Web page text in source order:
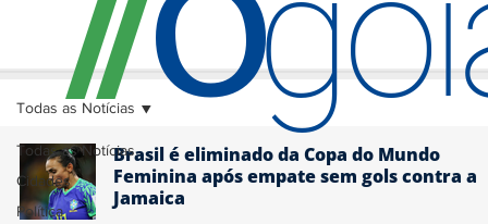
Todas as Notícias
Cidades
Política
Todas as Notícias
Brasil é eliminado da Copa do Mundo
Feminina após empate sem gols contra a
Jamaica